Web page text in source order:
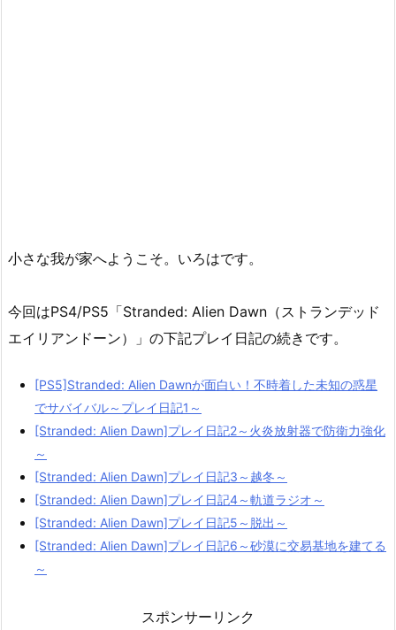
小さな我が家へようこそ。いろはです。
今回はPS4/PS5「Stranded: Alien Dawn（ストランデッド
エイリアンドーン）」の下記プレイ日記の続きです。
[PS5]Stranded: Alien Dawnが面白い！不時着した未知の惑星
でサバイバル～プレイ日記1～
[Stranded: Alien Dawn]プレイ日記2～火炎放射器で防衛力強化
～
[Stranded: Alien Dawn]プレイ日記3～越冬～
[Stranded: Alien Dawn]プレイ日記4～軌道ラジオ～
[Stranded: Alien Dawn]プレイ日記5～脱出～
[Stranded: Alien Dawn]プレイ日記6～砂漠に交易基地を建てる
～
スポンサーリンク